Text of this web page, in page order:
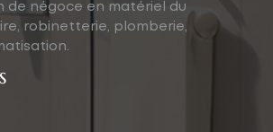
de négoce en matériel du
robinetterie, plomberie,